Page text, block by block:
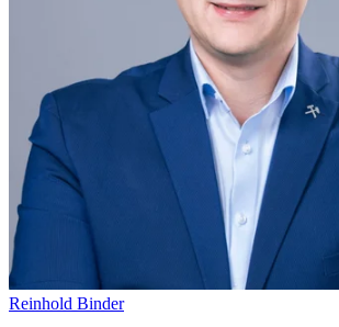
Reinhold Binder